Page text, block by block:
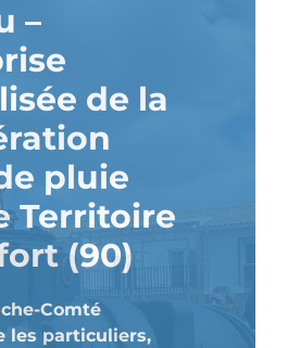
–
de la
pluie
Territoire
(90)
Comté
les particuliers,